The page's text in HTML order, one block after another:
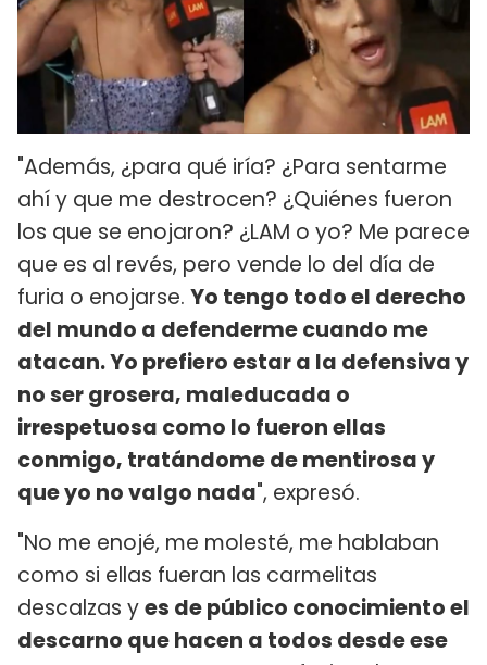
"Además, ¿para qué iría? ¿Para sentarme
ahí y que me destrocen? ¿Quiénes fueron
los que se enojaron? ¿LAM o yo? Me parece
que es al revés, pero vende lo del día de
furia o enojarse. Yo tengo todo el derecho
del mundo a defenderme cuando me
atacan. Yo prefiero estar a la defensiva y
no ser grosera, maleducada o
irrespetuosa como lo fueron ellas
conmigo, tratándome de mentirosa y
que yo no valgo nada", expresó.
"No me enojé, me molesté, me hablaban
como si ellas fueran las carmelitas
descalzas yes de público conocimiento el
descarno que hacen a todos desde ese